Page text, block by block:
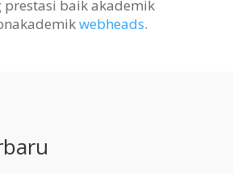
prestasi baik akademik
webheads.